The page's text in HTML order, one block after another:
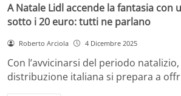
A Natale Lidl accende la fantasia con
sotto i 20 euro: tutti ne parlano
Roberto Arciola 4 Dicembre 2025
Con l’avvicinarsi del periodo
distribuzione italiana si prepara a